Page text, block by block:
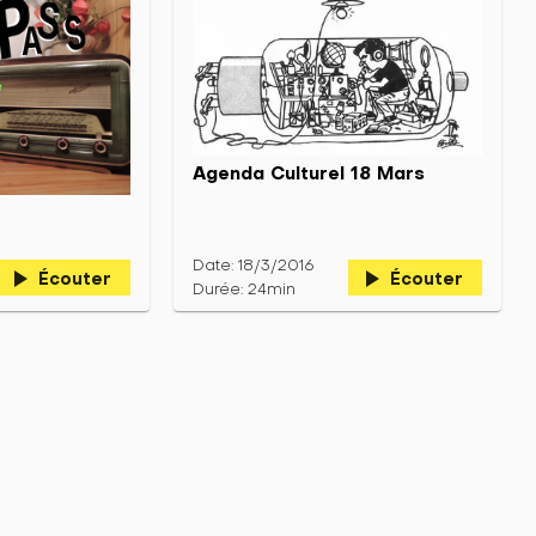
play_arrow Écouter
Agenda Culturel 18 Mars
Date: 18/3/2016
Durée: 24min
play_arrow Écouter